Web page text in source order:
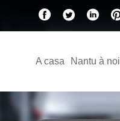
A casa Nantu à noi